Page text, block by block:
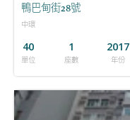
鴨巴甸街28號
中環
40
單位
1
座數
2017
年份